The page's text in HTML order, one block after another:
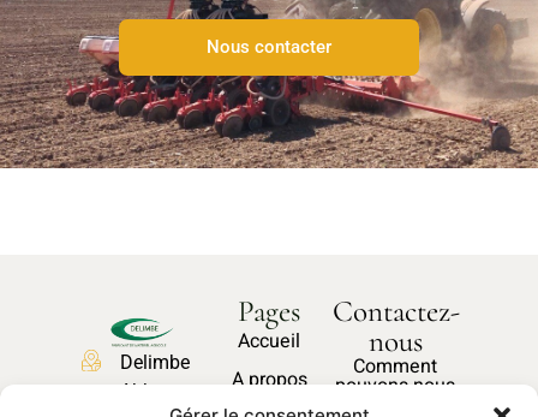
Nous contacter
Delimbe
Abbaye
Pages
Accueil
A propos
Contactez-
nous
Comment
pouvons-nous
vous aider ?